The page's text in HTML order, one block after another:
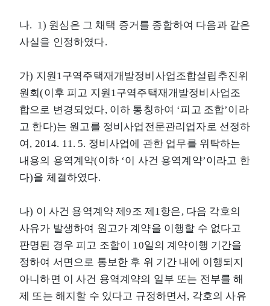
나. 1) 원심은 그 채택 증거를 종합하여 다음과 같은
사실을 인정하였다.
가) 지원1구역주택재개발정비사업조합설립추진위
원회(이후 피고 지원1구역주택재개발정비사업조
합으로 변경되었다, 이하 통칭하여 ‘피고 조합’이라
고 한다)는 원고를 정비사업전문관리업자로 선정하
여, 2014. 11. 5. 정비사업에 관한 업무를 위탁하는
내용의 용역계약(이하 ‘이 사건 용역계약’이라고 한
다)을 체결하였다.
나) 이 사건 용역계약 제9조 제1항은, 다음 각호의
사유가 발생하여 원고가 계약을 이행할 수 없다고
판명된 경우 피고 조합이 10일의 계약이행 기간을
정하여 서면으로 통보한 후 위 기간 내에 이행되지
아니하면 이 사건 용역계약의 일부 또는 전부를 해
제 또는 해지할 수 있다고 규정하면서, 각호의 사유